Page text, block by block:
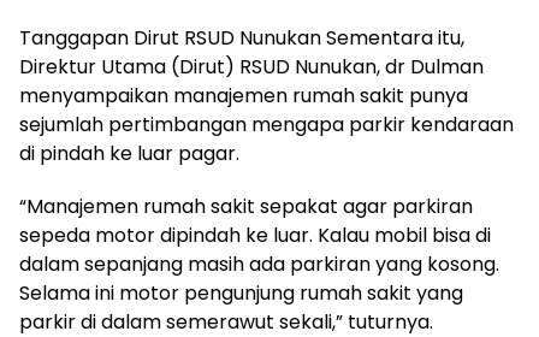
Tanggapan Dirut RSUD Nunukan Sementara itu,
Direktur Utama (Dirut) RSUD Nunukan, dr Dulman
menyampaikan manajemen rumah sakit punya
sejumlah pertimbangan mengapa parkir kendaraan
di pindah ke luar pagar.
“Manajemen rumah sakit sepakat agar parkiran
sepeda motor dipindah ke luar. Kalau mobil bisa di
dalam sepanjang masih ada parkiran yang kosong.
Selama ini motor pengunjung rumah sakit yang
parkir di dalam semerawut sekali,” tuturnya.